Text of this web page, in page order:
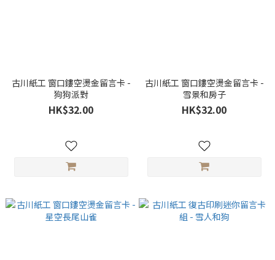
古川紙工 窗口鏤空燙金留言卡 -
狗狗派對
HK$32.00
古川紙工 窗口鏤空燙金留言卡 -
雪景和房子
HK$32.00